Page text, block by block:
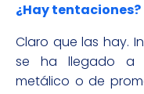
¿Hay tentaciones?
Claro que las hay.
se ha llegado a
metálico o de